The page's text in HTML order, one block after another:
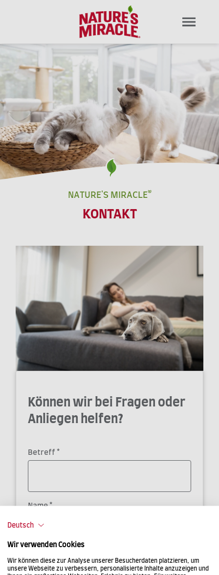
NATURE'S MIRACLE®
KONTAKT
Können wir bei Fragen oder
Anliegen helfen?
Betreff *
Name*
E-Mail Adresse*
Deutsch
Wir verwenden Cookies
Wir können diese zur Analyse unserer Besucherdaten platzieren, um
unsere Webseite zu verbessern, personalisierte Inhalte anzuzeigen und